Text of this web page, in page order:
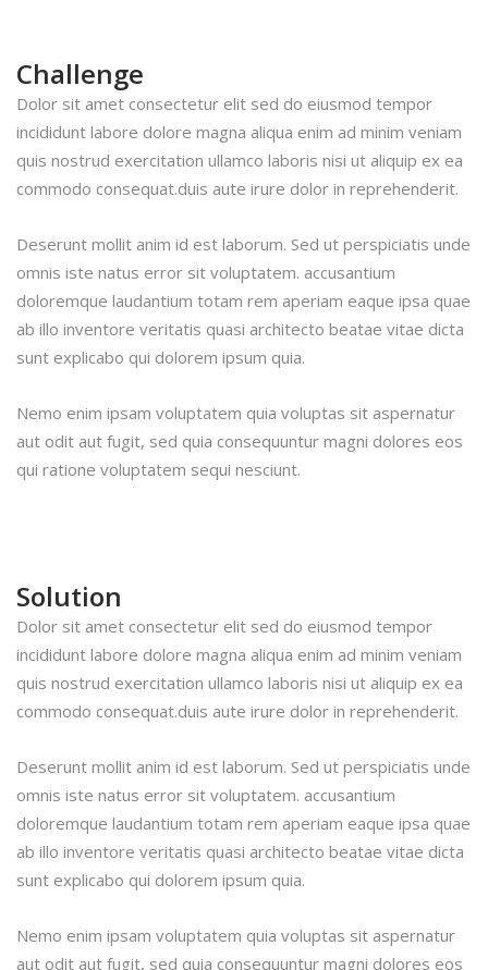
Challenge
Dolor sit amet consectetur elit sed do eiusmod tempor
incididunt labore dolore magna aliqua enim ad minim veniam
quis nostrud exercitation ullamco laboris nisi ut aliquip ex ea
commodo consequat.duis aute irure dolor in reprehenderit.
Deserunt mollit anim id est laborum. Sed ut perspiciatis unde
omnis iste natus error sit voluptatem. accusantium
doloremque laudantium totam rem aperiam eaque ipsa quae
ab illo inventore veritatis quasi architecto beatae vitae dicta
sunt explicabo qui dolorem ipsum quia.
Nemo enim ipsam voluptatem quia voluptas sit aspernatur
aut odit aut fugit, sed quia consequuntur magni dolores eos
qui ratione voluptatem sequi nesciunt.
Solution
Dolor sit amet consectetur elit sed do eiusmod tempor
incididunt labore dolore magna aliqua enim ad minim veniam
quis nostrud exercitation ullamco laboris nisi ut aliquip ex ea
commodo consequat.duis aute irure dolor in reprehenderit.
Deserunt mollit anim id est laborum. Sed ut perspiciatis unde
omnis iste natus error sit voluptatem. accusantium
doloremque laudantium totam rem aperiam eaque ipsa quae
ab illo inventore veritatis quasi architecto beatae vitae dicta
sunt explicabo qui dolorem ipsum quia.
Nemo enim ipsam voluptatem quia voluptas sit aspernatur
aut odit aut fugit, sed quia consequuntur magni dolores eos